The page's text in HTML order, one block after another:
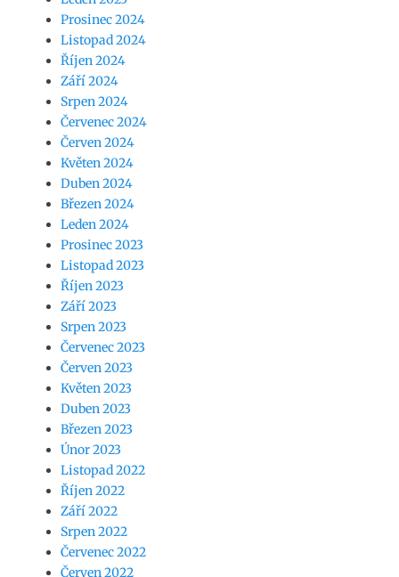
Prosinec 2024
Listopad 2024
Říjen 2024
Září 2024
Srpen 2024
Červenec 2024
Červen 2024
Květen 2024
Duben 2024
Březen 2024
Leden 2024
Prosinec 2023
Listopad 2023
Říjen 2023
Září 2023
Srpen 2023
Červenec 2023
Červen 2023
Květen 2023
Duben 2023
Březen 2023
Únor 2023
Listopad 2022
Říjen 2022
Září 2022
Srpen 2022
Červenec 2022
Červen 2022